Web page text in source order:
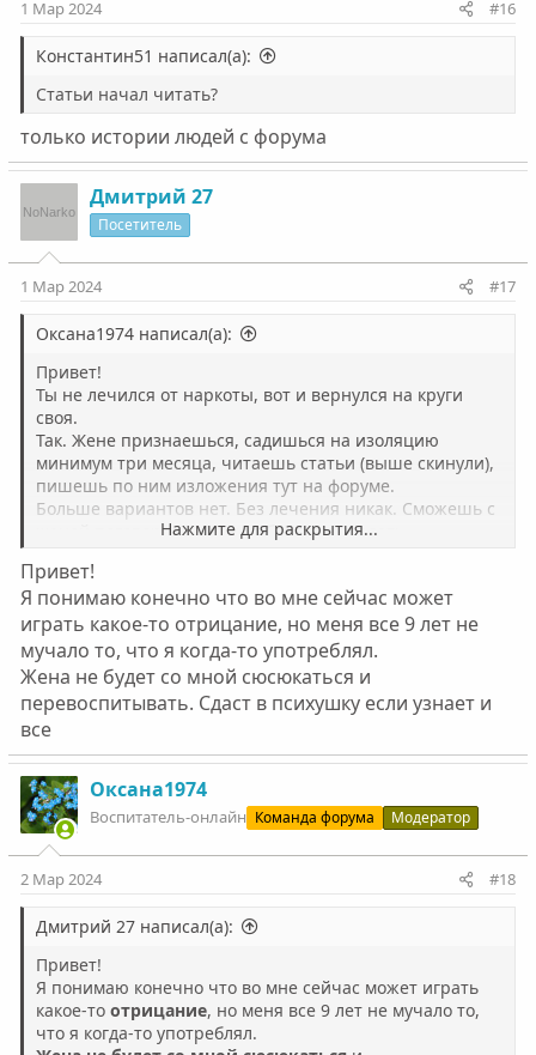
1 Мар 2024 #16
Константин51 написал(а):
Статьи начал читать?
только истории людей с форума
Дмитрий 27
Посетитель
1 Мар 2024 #17
Оксана1974 написал(а):
Привет!
Ты не лечился от наркоты, вот и вернулся на круги
своя.
Так. Жене признаешься, садишься на изоляцию
минимум три месяца, читаешь статьи (выше скинули),
пишешь по ним изложения тут на форуме.
Больше вариантов нет. Без лечения никак. Сможешь с
женой поговорить? Это необходимо сделать.
Нажмите для раскрытия...
Привет!
Я понимаю конечно что во мне сейчас может
играть какое-то отрицание, но меня все 9 лет не
мучало то, что я когда-то употреблял.
Жена не будет со мной сюсюкаться и
перевоспитывать. Сдаст в психушку если узнает и
все
Оксана1974
Воспитатель-онлайн Команда форума Модератор
2 Мар 2024 #18
Дмитрий 27 написал(а):
Привет!
Я понимаю конечно что во мне сейчас может играть
какое-то отрицание, но меня все 9 лет не мучало то,
что я когда-то употреблял.